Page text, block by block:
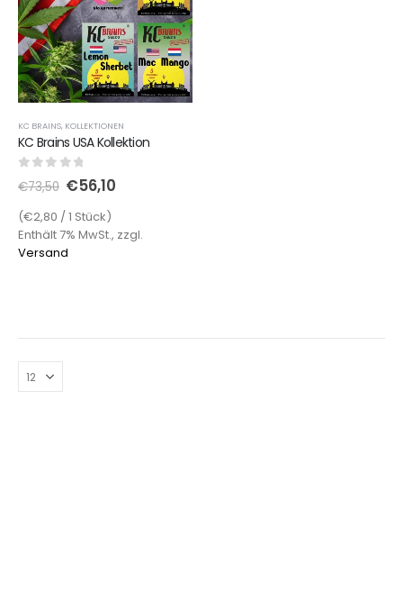
KC BRAINS, KOLLEKTIONEN
KC Brains USA Kollektion
out of 5
€73,50 €56,10
(€2,80 / 1 Stück)
Enthält 7% MwSt., zzgl.
Versand